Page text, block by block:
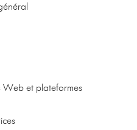
Web et plateformes